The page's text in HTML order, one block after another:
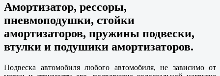
Амортизатор, рессоры,
пневмоподушки, стойки
амортизаторов, пружины подвески,
втулки и подушики амортизаторов.
Подвеска автомобиля любого автомобиля, не зависимо от